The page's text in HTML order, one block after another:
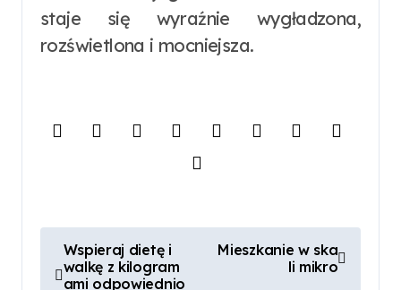
staje się wyraźnie wygładzona,
rozświetlona i mocniejsza.
a
Wspieraj dietę i
walkę z kilogram
ami odpowiednio
Mieszkanie w ska
li mikro